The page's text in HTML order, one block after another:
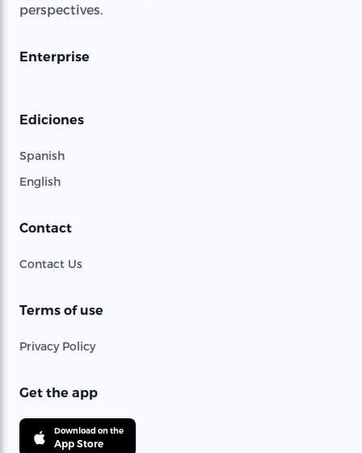
perspectives.
Enterprise
Ediciones
Spanish
English
Contact
Contact Us
Terms of use
Privacy Policy
Get the app
Download on the
App Store